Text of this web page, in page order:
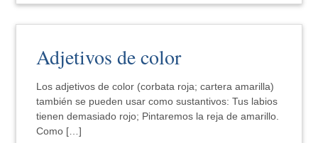
Adjetivos de color
Los adjetivos de color (corbata roja; cartera amarilla)
también se pueden usar como sustantivos: Tus labios
tienen demasiado rojo; Pintaremos la reja de amarillo.
Como […]